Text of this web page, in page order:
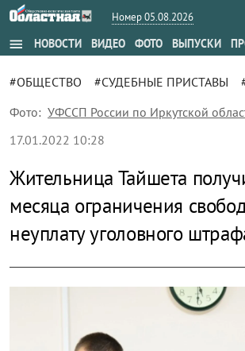
Номер 05.08.2026
menu НОВОСТИ ВИДЕО ФОТО ВЫПУСКИ
#ОБЩЕСТВО #СУДЕБНЫЕ ПРИСТАВЫ
Фото: УФССП России по Иркутской
17.01.2022 10:28
Жительница Тайшета
месяца ограничения
неуплату уголовного